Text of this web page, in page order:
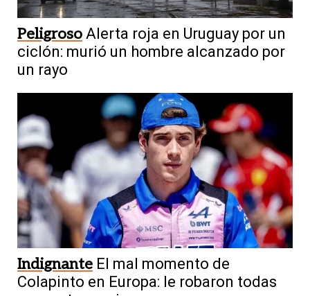
Peligroso Alerta roja en Uruguay por un
ciclón: murió un hombre alcanzado por
un rayo
Indignante El mal momento de
Colapinto en Europa: le robaron todas